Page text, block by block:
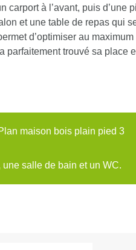
carport à l’avant, puis d’une
et une table de repas qui
d’optimiser au maximum
parfaitement trouvé sa place
maison bois plain pied 3
salle de bain et un WC.